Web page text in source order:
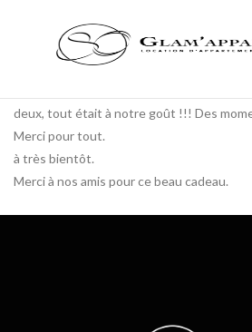
deux, tout était à notre goût !!! Des
Merci pour tout.
à très bientôt.
Merci à nos amis pour ce beau cadeau.